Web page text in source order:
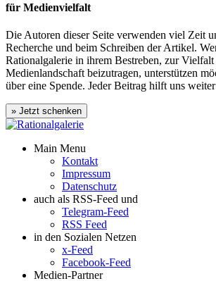
für Medienvielfalt
Die Autoren dieser Seite verwenden viel Zeit
Recherche und beim Schreiben der Artikel.
Rationalgalerie in ihrem Bestreben, zur Vielfalt
Medienlandschaft beizutragen, unterstützen
über eine Spende. Jeder Beitrag hilft uns
Main Menu
Kontakt
Impressum
Datenschutz
auch als RSS-Feed und
Telegram-Feed
RSS Feed
in den Sozialen Netzen
x-Feed
Facebook-Feed
Medien-Partner